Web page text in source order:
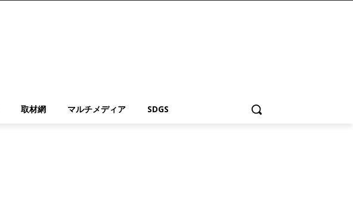
取材網 マルチメディア SDGS